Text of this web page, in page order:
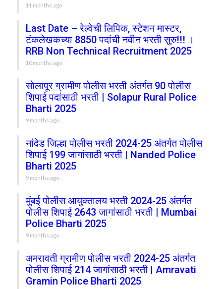
11 months ago
Last Date – रेल्वेची लिपिक, स्टेशन मास्टर,
टंकलेखकच्या 8850 पदांची नवीन भरती सुरु!!! ।
RRB Non Technical Recruitment 2025
10 months ago
सोलापूर ग्रामीण पोलीस भरती अंतर्गत 90 पोलीस
शिपाई पदांसाठी भरती | Solapur Rural Police
Bharti 2025
9 months ago
नांदेड जिल्हा पोलीस भरती 2024-25 अंतर्गत पोलीस
शिपाई 199 जागांसाठी भरती | Nanded Police
Bharti 2025
9 months ago
मुंबई पोलीस आयुक्तालय भरती 2024-25 अंतर्गत
पोलीस शिपाई 2643 जागांसाठी भरती | Mumbai
Police Bharti 2025
9 months ago
अमरावती ग्रामीण पोलीस भरती 2024-25 अंतर्गत
पोलीस शिपाई 214 जागांसाठी भरती | Amravati
Gramin Police Bharti 2025